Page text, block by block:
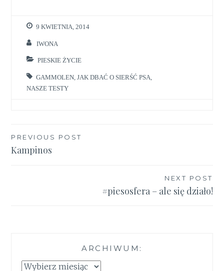
9 KWIETNIA, 2014
IWONA
PIESKIE ŻYCIE
GAMMOLEN JAK DBAĆ O SIERŚĆ PSA
NASZE TESTY
Nawigacja
wpisu
PREVIOUS POST
Kampinos
NEXT POST
#piesosfera – ale się działo!
ARCHIWUM:
Archiwum: